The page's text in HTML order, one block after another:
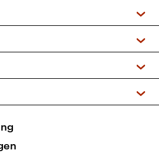
Podcasts
+ DAB+)